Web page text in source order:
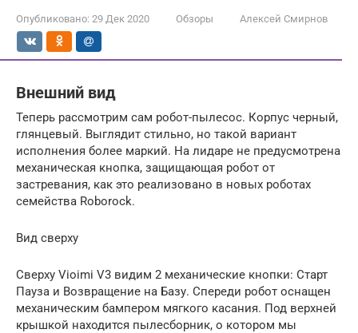
Опубликовано: 29 Дек 2020 Обзоры Алексей Смирнов
Внешний вид
Теперь рассмотрим сам робот-пылесос. Корпус черный,
глянцевый. Выглядит стильно, но такой вариант
исполнения более маркий. На лидаре не предусмотрена
механическая кнопка, защищающая робот от
застревания, как это реализовано в новых роботах
семейства Roborock.
Вид сверху
Сверху Vioimi V3 видим 2 механические кнопки: Старт
Пауза и Возвращение на Базу. Спереди робот оснащен
механическим бампером мягкого касания. Под верхней
крышкой находится пылесборник, о котором мы